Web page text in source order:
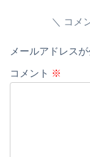
コメ
メールアドレス
コメント ※